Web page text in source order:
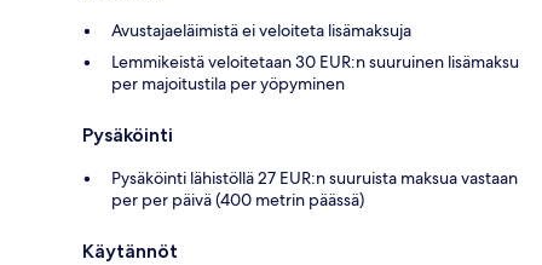
Avustajaeläimistä ei veloiteta lisämaksuja
Lemmikeistä veloitetaan 30 EUR:n suuruinen lisämaksu
per majoitustila per yöpyminen
Pysäköinti
Pysäköinti lähistöllä 27 EUR:n suuruista maksua vastaan
per per päivä (400 metrin päässä)
Käytännöt